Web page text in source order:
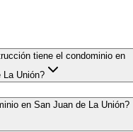
tiene el condominio en
La Unión?
en San Juan de La Unión?